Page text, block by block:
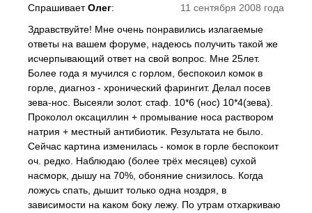
11 сентября 2008 года
СпрашиваетОлег:
Здравствуйте! Мне очень понравились излагаемые
ответы на вашем форуме, надеюсь получить такой же
исчерпывающий ответ на свой вопрос. Мне 25лет.
Более года я мучился с горлом, беспокоил комок в
горле, диагноз - хронический фарингит. Делал посев
зева-нос. Высеяли золот. стаф. 10*6 (нос) 10*4(зева).
Проколол оксациллин + промывание носа раствором
натрия + местный антибиотик. Результата не было.
Сейчас картина изменилась - комок в горле беспокоит
оч. редко. Наблюдаю (более трёх месяцев) сухой
насморк, дышу на 70%, обоняние снизилось. Когда
ложусь спать, дышит только одна ноздря, в
зависимости на каком боку лежу. По утрам отхаркиваю